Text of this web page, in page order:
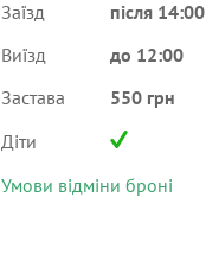
Заїзд
після 14:00
Виїзд
до 12:00
Застава
550 грн
Діти
Умови відміни броні